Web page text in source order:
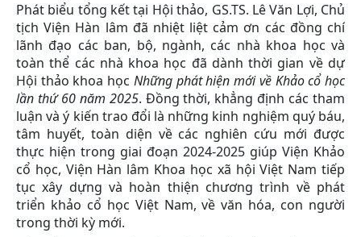
Phát biểu tổng kết tại Hội thảo, GS.TS. Lê Văn Lợi, Chủ
tịch Viện Hàn lâm đã nhiệt liệt cảm ơn các đồng chí
lãnh đạo các ban, bộ, ngành, các nhà khoa học và
toàn thể các nhà khoa học đã dành thời gian về dự
Hội thảo khoa học Những phát hiện mới về Khảo cổ học
lần thứ 60 năm 2025. Đồng thời, khẳng định các tham
luận và ý kiến trao đổi là những kinh nghiệm quý báu,
tâm huyết, toàn diện về các nghiên cứu mới được
thực hiện trong giai đoạn 2024-2025 giúp Viện Khảo
cổ học, Viện Hàn lâm Khoa học xã hội Việt Nam tiếp
tục xây dựng và hoàn thiện chương trình về phát
triển khảo cổ học Việt Nam, về văn hóa, con người
trong thời kỳ mới.